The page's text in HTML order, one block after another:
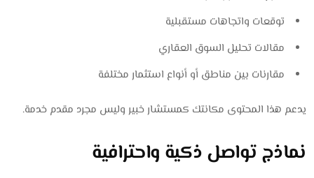
توقعات واتجاهات مستقبلية
مقالات تحليل السوق العقاري
مقارنات بين مناطق أو أنواع استثمار مختلفة
يدعم هذا المحتوى مكانتك كمستشار خبير وليس مجرد مقدم خدمة.
نماذج تواصل ذكية واحترافية